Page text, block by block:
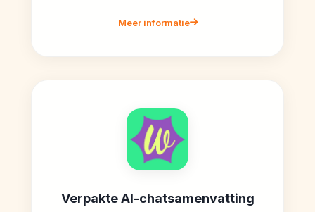
Meer informatie
Verpakte AI-chatsamenvatting